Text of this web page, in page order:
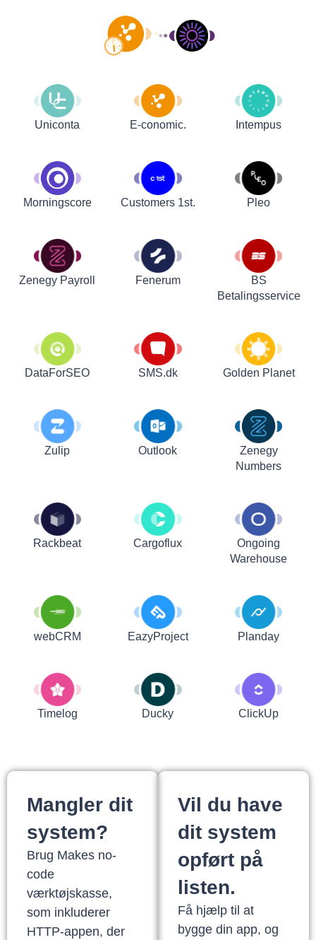
Uniconta E-conomic. Intempus
Morningscore Customers 1st. Pleo
Zenegy Payroll Fenerum
BS
Betalingsservice
DataForSEO SMS.dk Golden Planet
Zulip Outlook
Zenegy
Numbers
Rackbeat Cargoflux
Ongoing
Warehouse
webCRM EazyProject Planday
Timelog Ducky ClickUp
Mangler dit
system?
Brug Makes no-
code
værktøjskasse,
som inkluderer
HTTP-appen, der
Vil du have
dit system
opført på
listen.
Få hjælp til at
bygge din app, og